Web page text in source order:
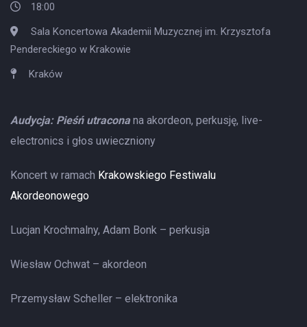
18:00
Sala Koncertowa Akademii Muzycznej im. Krzysztofa
Pendereckiego w Krakowie
Kraków
Audycja: Pieśń utracona na akordeon, perkusję, live-
electronics i głos uwieczniony
Koncert w ramach Krakowskiego Festiwalu
Akordeonowego
Lucjan Krochmalny, Adam Bonk – perkusja
Wiesław Ochwat – akordeon
Przemysław Scheller – elektronika